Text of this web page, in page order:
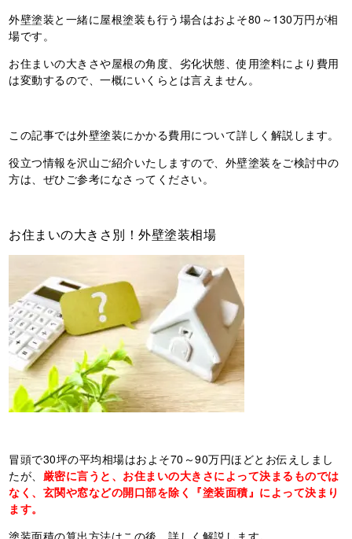
外壁塗装と一緒に屋根塗装も行う場合はおよそ80～130万円が相
場です。
お住まいの大きさや屋根の角度、劣化状態、使用塗料により費用
は変動するので、一概にいくらとは言えません。
この記事では外壁塗装にかかる費用について詳しく解説します。
役立つ情報を沢山ご紹介いたしますので、外壁塗装をご検討中の
方は、ぜひご参考になさってください。
お住まいの大きさ別！外壁塗装相場
冒頭で30坪の平均相場はおよそ70～90万円ほどとお伝えしまし
たが、 厳密に言うと、お住まいの大きさによって決まるものでは
なく、玄関や窓などの開口部を除く『塗装面積』によって決まり
ます。